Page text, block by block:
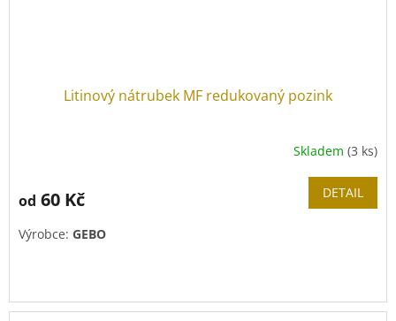
Litinový nátrubek MF redukovaný pozink
Skladem (3 ks)
od 60 Kč DETAIL
Výrobce: GEBO